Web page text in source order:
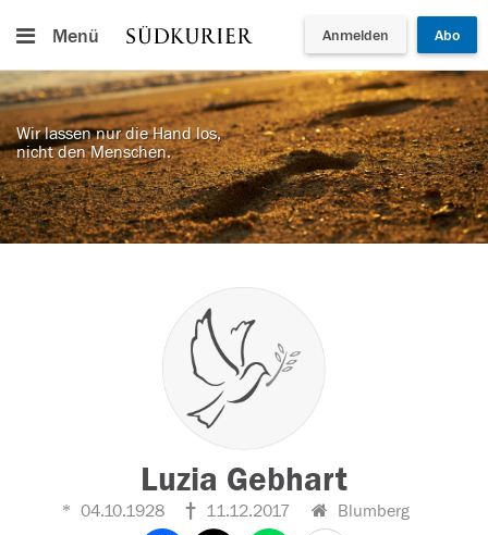
Menü Anmelden Abo
Wir lassen nur die Hand los,
nicht den Menschen.
Luzia Gebhart
04.10.1928 11.12.2017 Blumberg